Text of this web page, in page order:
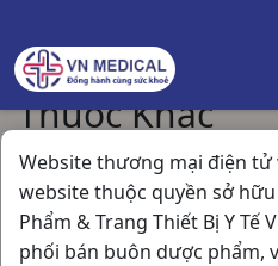
Website thương mại điện tử
website thuộc quyền sở
Phẩm & Trang Thiết Bị Y Tế
phối bán buôn dược phẩm,
Thuốc Khác
Trang chủ / Thuốc Khác
Hiển thị 22 / 22 sản phẩm